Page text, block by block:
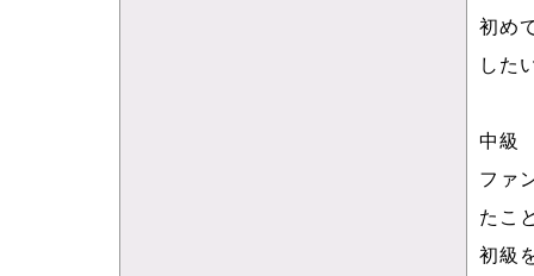
初め
した
中級
ファ
たこ
初級